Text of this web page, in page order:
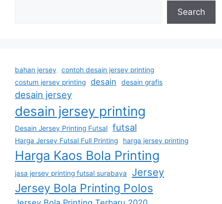
Search
bahan jersey
contoh desain jersey printing
costum jersey printing
desain desain grafis
desain jersey
desain jersey printing
Desain Jersey Printing Futsal futsal
Harga Jersey Futsal Full Printing harga jersey printing
Harga Kaos Bola Printing
jasa jersey printing futsal surabaya Jersey
Jersey Bola Printing Polos